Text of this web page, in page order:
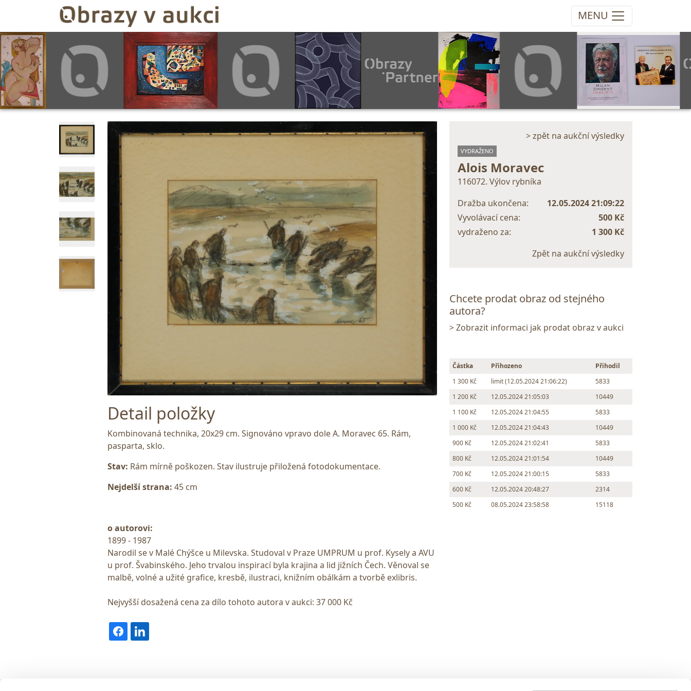
MENU
Detail položky
Kombinovaná technika, 20x29 cm. Signováno vpravo dole A. Moravec 65. Rám,
pasparta, sklo.
Stav: Rám mírně poškozen. Stav ilustruje přiložená fotodokumentace.
Nejdelší strana: 45 cm
o autorovi:
1899 - 1987
Narodil se v Malé Chýšce u Milevska. Studoval v Praze UMPRUM u prof. Kysely a AVU
u prof. Švabinského. Jeho trvalou inspirací byla krajina a lid jižních Čech. Věnoval se
malbě, volné a užité grafice, kresbě, ilustraci, knižním obálkám a tvorbě exlibris.
Nejvyšší dosažená cena za dílo tohoto autora v aukci: 37 000 Kč
> zpět na aukční výsledky
VYDRAŽENO
Alois Moravec
116072. Výlov rybníka
Dražba ukončena:
12.05.2024 21:09:22
Vyvolávací cena:
500 Kč
vydraženo za:
1 300 Kč
Zpět na aukční výsledky
Chcete prodat obraz od stejného
autora?
> Zobrazit informaci jak prodat obraz v aukci
Částka Přihozeno
Přihodil
1 300 Kč
limit (12.05.2024 21:06:22)
5833
1 200 Kč
12.05.2024 21:05:03
10449
1 100 Kč
12.05.2024 21:04:55
5833
1 000 Kč
12.05.2024 21:04:43
10449
900 Kč
12.05.2024 21:02:41
5833
800 Kč
12.05.2024 21:01:54
10449
700 Kč
12.05.2024 21:00:15
5833
600 Kč
12.05.2024 20:48:27
2314
500 Kč
08.05.2024 23:58:58 15118